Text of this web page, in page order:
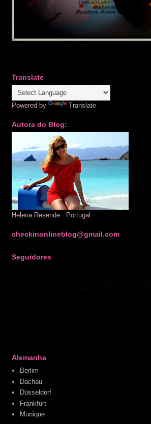
Translate
Powered by Translate
Autora do Blog:
Helena Resende . Portugal
checkinonlineblog@gmail.com
Seguidores
Alemanha
Berlim
Dachau
Düsseldorf
Frankfurt
Munique